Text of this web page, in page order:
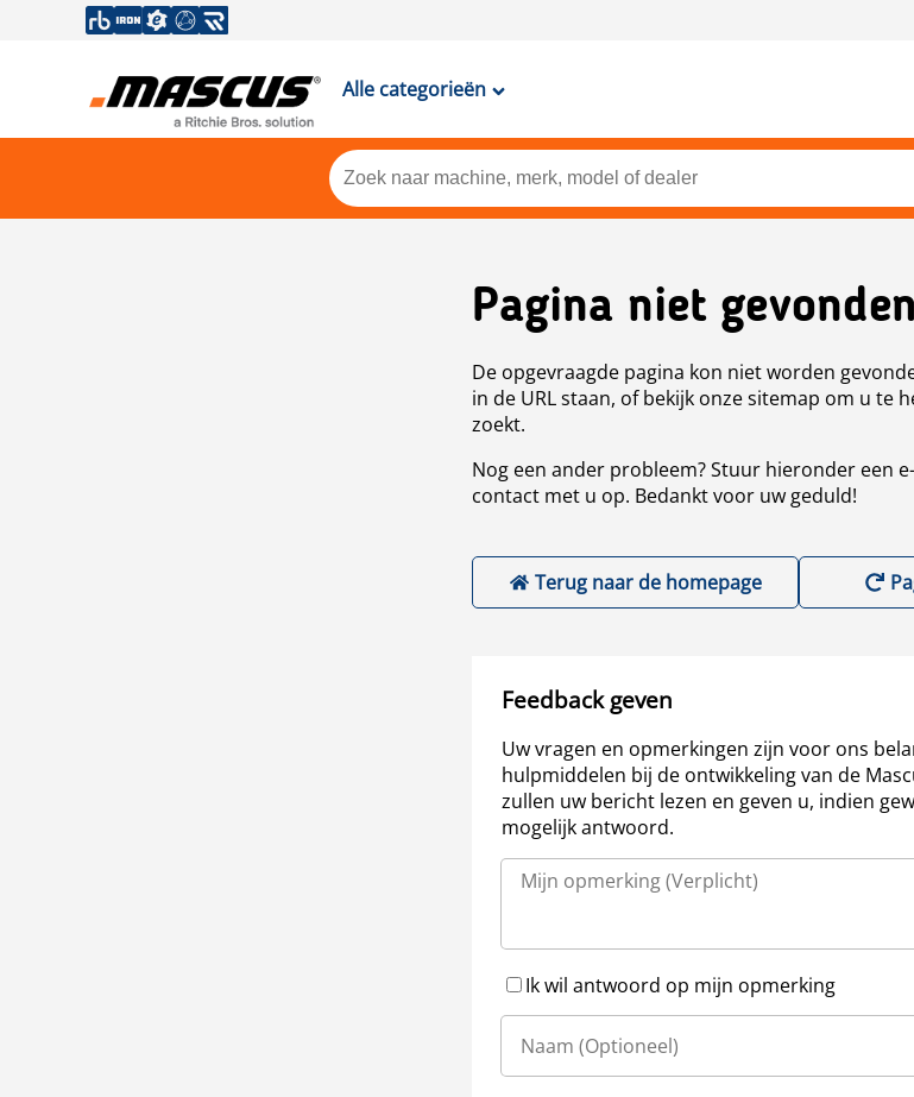
Alle categorieën
Pagina niet gevonden
De opgevraagde pagina kon niet worden
in de URL staan, of bekijk onze sitemap om u te
zoekt.
Nog een ander probleem? Stuur hieronder een
contact met u op. Bedankt voor uw geduld!
Terug naar de homepage
Feedback geven
Uw vragen en opmerkingen zijn voor ons
hulpmiddelen bij de ontwikkeling van de
zullen uw bericht lezen en geven u, indien
mogelijk antwoord.
Ik wil antwoord op mijn opmerking